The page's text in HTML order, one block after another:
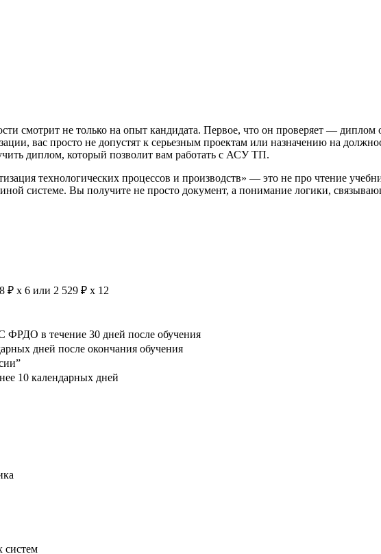
смотрит не только на опыт кандидата. Первое, что он проверяет — диплом
, вас просто не допустят к серьезным проектам или назначению на
диплом, который позволит вам работать с АСУ ТП.
технологических процессов и производств» — это не про чтение
системе. Вы получите не просто документ, а понимание логики,
₽ х 6 или 2 529 ₽ х 12
в течение 30 дней после обучения
дней после окончания обучения
10 календарных дней
систем